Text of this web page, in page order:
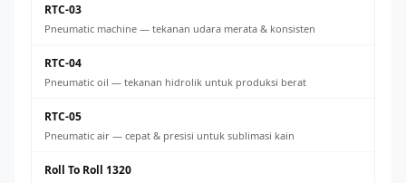
RTC-03
Pneumatic machine — tekanan udara merata & konsisten
RTC-04
Pneumatic oil — tekanan hidrolik untuk produksi berat
RTC-05
Pneumatic air — cepat & presisi untuk sublimasi kain
Roll To Roll 1320